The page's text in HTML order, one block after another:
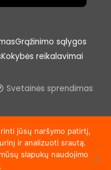
Grąžinimo sąlygos
Kokybės reikalavimai
Svetainės sprendimas
jūsų naršymo patirtį,
ir analizuoti srautą.
slapukų naudojimo